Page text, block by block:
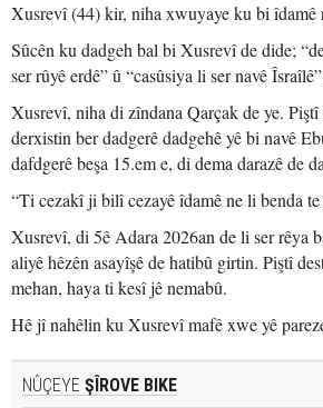
Xusrevî (44) kir, niha xwuyaye ku bi îdamê
Sûcên ku dadgeh bal bi Xusrevî de dide;
ser rûyê erdê” û “casûsiya li ser navê
Xusrevî, niha di zîndana Qarçak de ye.
derxistin ber dadgerê dadgehê yê bi navê
dafdgerê beşa 15.em e, di dema darazê de
“Ti cezakî ji bilî cezayê îdamê ne li benda te
Xusrevî, di 5ê Adara 2026an de li ser rêya
aliyê hêzên asayîşê de hatibû girtin. Piştî
mehan, haya ti kesî jê nemabû.
Hê jî nahêlin ku Xusrevî mafê xwe yê
NÛÇEYE ŞÎROVE BIKE